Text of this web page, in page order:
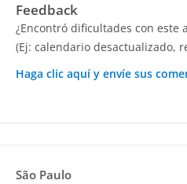
Feedback
¿Encontró dificultades con este
(Ej: calendario desactualizado,
Haga clic aquí y envíe sus
São Paulo